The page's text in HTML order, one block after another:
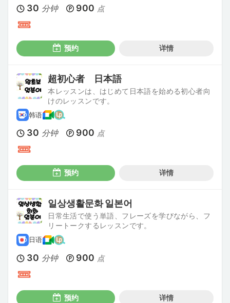
30 分钟 900 点
预约 详情
超初心者 日本語
本レッスンは、はじめて日本語を始める初心者向
けのレッスンです。
韩语
30 分钟 900 点
预约 详情
일상생활문화 일본어
日常生活で使う単語、フレーズを学びながら、フ
リートークするレッスンです。
日语
30 分钟 900 点
预约 详情